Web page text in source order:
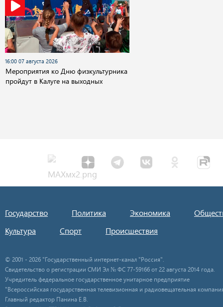
16:00 07 августа 2026
Мероприятия ко Дню физкультурника
пройдут в Калуге на выходных
Государство Политика Экономика
Культура
Спорт Происшествия
© 2001 - 2026 "Государственный интернет-канал "Россия".
Свидетельство о регистрации СМИ Эл № ФС 77-59166 от 22 августа 2014 года.
Учредитель федеральное государственное унитарное предприятие
"Всероссийская государственная телевизионная и радиовещательная
Главный редактор Панина Е.В.